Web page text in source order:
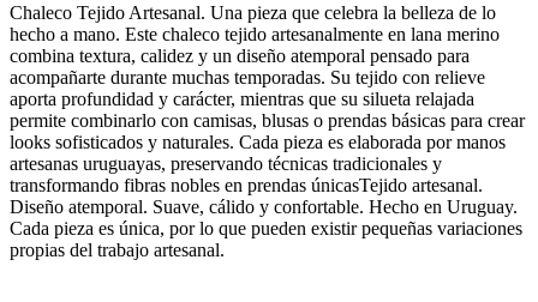
Chaleco Tejido Artesanal. Una pieza que celebra la belleza de lo
hecho a mano. Este chaleco tejido artesanalmente en lana merino
combina textura, calidez y un diseño atemporal pensado para
acompañarte durante muchas temporadas. Su tejido con relieve
aporta profundidad y carácter, mientras que su silueta relajada
permite combinarlo con camisas, blusas o prendas básicas para crear
looks sofisticados y naturales. Cada pieza es elaborada por manos
artesanas uruguayas, preservando técnicas tradicionales y
transformando fibras nobles en prendas únicasTejido artesanal.
Diseño atemporal. Suave, cálido y confortable. Hecho en Uruguay.
Cada pieza es única, por lo que pueden existir pequeñas variaciones
propias del trabajo artesanal.